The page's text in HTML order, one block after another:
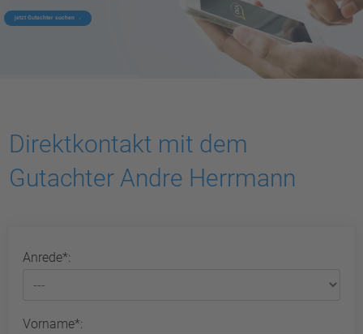
jetzt Gutachter suchen
Direktkontakt mit dem
Gutachter Andre Herrmann
Anrede*:
Vorname*: